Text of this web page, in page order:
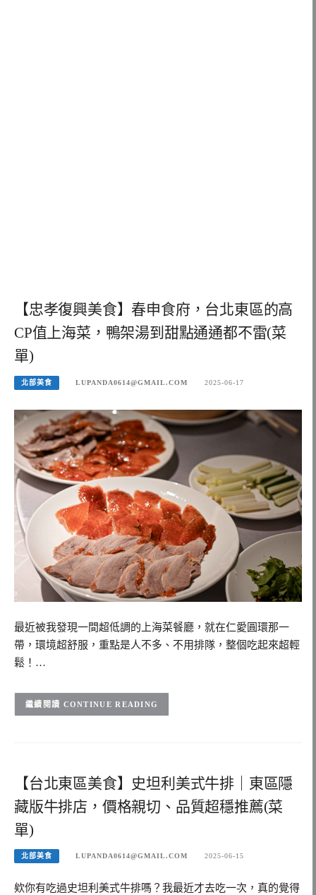
【忠孝復興美食】春申食府，台北東區的高
CP值上海菜，鴨架湯到甜點通通都不雷(菜
單)
北部美食 LUPANDA0614@GMAIL.COM 2025-06-17
最近被我發現一間超低調的上海菜餐廳，就在仁愛圓環那一
帶，環境超舒服，重點是人不多、不用排隊，整個吃起來超輕
鬆！…
CONTINUE READING
【台北東區美食】史坦利美式牛排｜東區隱
藏版牛排店，價格親切、品質超穩推薦(菜
單)
北部美食 LUPANDA0614@GMAIL.COM 2025-06-15
欸你有吃過史坦利美式牛排嗎？我最近才去吃一次，真的覺得